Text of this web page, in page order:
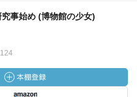
事始め (博物館の少女)
124